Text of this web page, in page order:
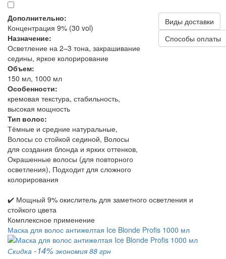
Дополнительно:
Концентрация 9% (30 vol)
Назначение:
Осветление на 2–3 тона, закрашивание
седины, яркое колорирование
Объем:
150 мл, 1000 мл
Особенности:
кремовая текстура, стабильность,
высокая мощность
Тип волос:
Тёмные и средние натуральные,
Волосы со стойкой сединой, Волосы
для создания блонда и ярких оттенков,
Окрашенные волосы (для повторного
осветления), Подходит для сложного
колорирования
Виды доставки
Способы оплаты
✔️ Мощный 9% окислитель для заметного осветления и
стойкого цвета
Комплексное применение
Маска для волос антижелтая Ice Blonde Profis 1000 мл
Скидка -14% экономия 88 грн